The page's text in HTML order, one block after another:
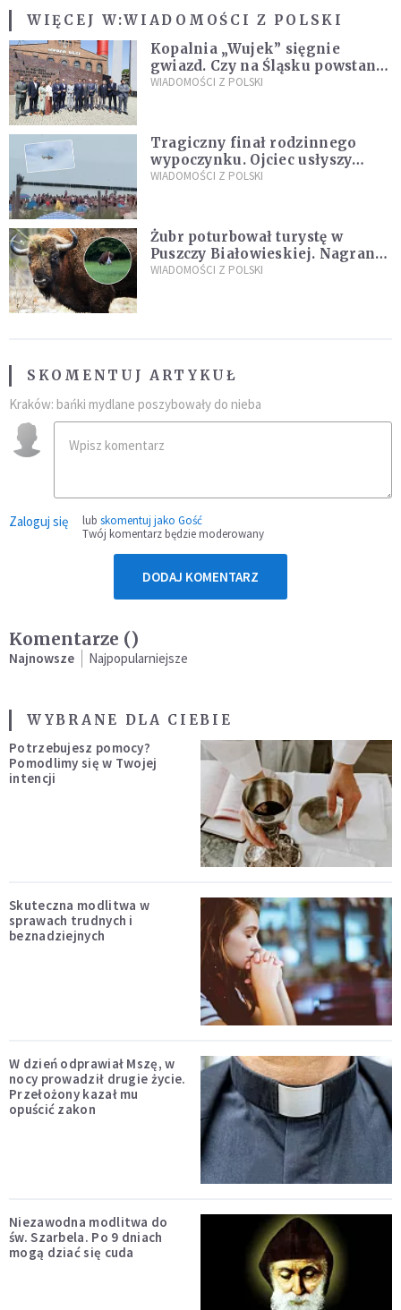
WIĘCEJ W:WIADOMOŚCI Z POLSKI
Kopalnia „Wujek” sięgnie
gwiazd. Czy na Śląsku powstanie
„Dolina Krzemowa”?
WIADOMOŚCI Z POLSKI
Tragiczny finał rodzinnego
wypoczynku. Ojciec usłyszy
zarzuty
WIADOMOŚCI Z POLSKI
Żubr poturbował turystę w
Puszczy Białowieskiej. Nagranie
daje do myślenia
WIADOMOŚCI Z POLSKI
SKOMENTUJ ARTYKUŁ
Kraków: bańki mydlane poszybowały do nieba
Zaloguj się lub skomentuj jako Gość
Twój komentarz będzie moderowany
DODAJ KOMENTARZ
Komentarze ()
Najnowsze Najpopularniejsze
WYBRANE DLA CIEBIE
Potrzebujesz pomocy?
Pomodlimy się w Twojej
intencji
Skuteczna modlitwa w
sprawach trudnych i
beznadziejnych
W dzień odprawiał Mszę, w
nocy prowadził drugie życie.
Przełożony kazał mu
opuścić zakon
Niezawodna modlitwa do
św. Szarbela. Po 9 dniach
mogą dziać się cuda